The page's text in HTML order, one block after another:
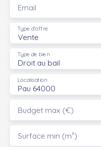
Email
Vente
Type d'offre
Droit au bail
Type de bien
Pau 64000
Localisation
Budget max (€)
Surface min (m²)